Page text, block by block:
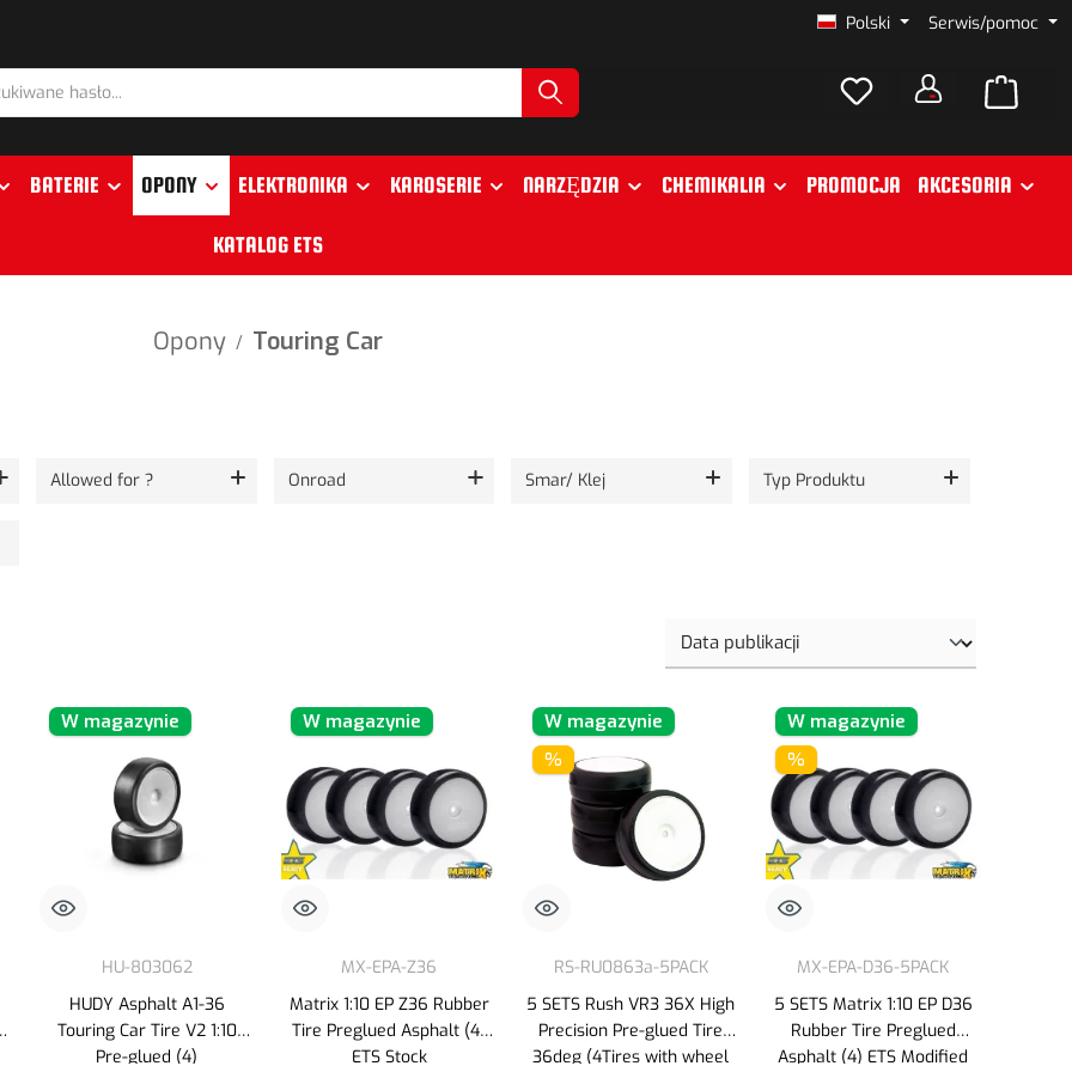
Polski Serwis/pomoc
BATERIE OPONY ELEKTRONIKA KAROSERIE NARZĘDZIA CHEMIKALIA PROMOCJA AKCESORIA
KATALOG ETS
Opony / Touring Car
Allowed for ? Onroad Smar/ Klej Typ Produktu
W magazynie
HU-803062
HUDY Asphalt A1-36
Touring Car Tire V2 1:10
Pre-glued (4)
W magazynie
MX-EPA-Z36
Matrix 1:10 EP Z36 Rubber
Tire Preglued Asphalt (4)
ETS Stock
W magazynie
%
RS-RU0863a-5PACK
5 SETS Rush VR3 36X High
Precision Pre-glued Tire
36deg (4Tires with wheel
W magazynie
%
MX-EPA-D36-5PACK
5 SETS Matrix 1:10 EP D36
Rubber Tire Preglued
Asphalt (4) ETS Modified